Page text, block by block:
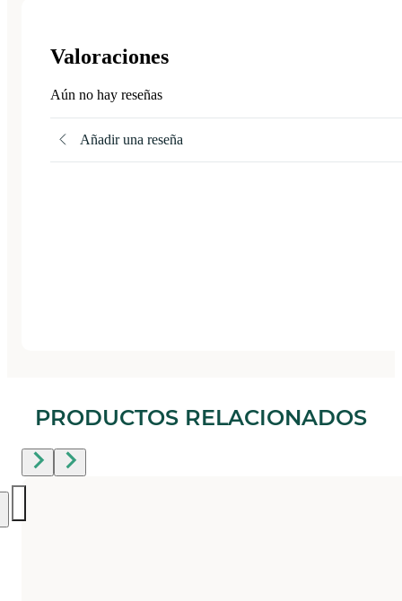
Valoraciones
Aún no hay reseñas
Añadir una reseña
PRODUCTOS RELACIONADOS